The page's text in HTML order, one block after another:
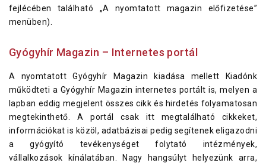
fejlécében található „A nyomtatott magazin előfizetése”
menüben).
Gyógyhír Magazin – Internetes portál
A nyomtatott Gyógyhír Magazin kiadása mellett Kiadónk
működteti a Gyógyhír Magazin internetes portált is, melyen a
lapban eddig megjelent összes cikk és hirdetés folyamatosan
megtekinthető. A portál csak itt megtalálható cikkeket,
információkat is közöl, adatbázisai pedig segítenek eligazodni
a gyógyító tevékenységet folytató intézmények,
vállalkozások kínálatában. Nagy hangsúlyt helyezünk arra,